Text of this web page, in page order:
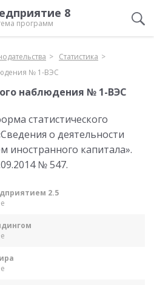
8
программ
Статистика
№ 1-ВЭС
наблюдения № 1-ВЭС
статистического
о деятельности
иностранного капитала».
№ 547.
2.5